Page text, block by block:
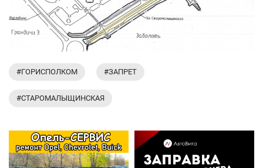
#ГОРИСПОЛКОМ #ЗАПРЕТ
#СТАРОМАЛЫЩИНСКАЯ